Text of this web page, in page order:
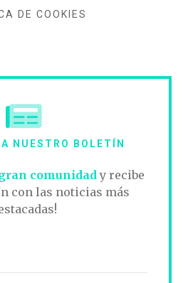
DE COOKIES
NUESTRO BOLETÍN
comunidady recibe
con las noticias más